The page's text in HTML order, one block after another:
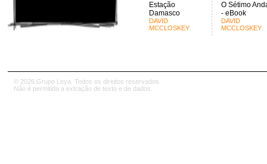
Estação
Damasco
DAVID
MCCLOSKEY
O Sétimo
- eBook
DAVID
MCCLOSKEY
© 2026 Grupo Leya. Todos os direitos reservados.
Não é permitida a extração de texto e de dados.